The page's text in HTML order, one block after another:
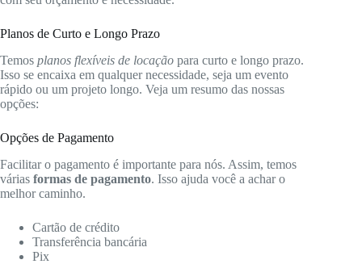
Planos de Curto e Longo Prazo
Temos planos flexíveis de locação para curto e longo prazo.
Isso se encaixa em qualquer necessidade, seja um evento
rápido ou um projeto longo. Veja um resumo das nossas
opções:
Opções de Pagamento
Facilitar o pagamento é importante para nós. Assim, temos
várias formas de pagamento. Isso ajuda você a achar o
melhor caminho.
Cartão de crédito
Transferência bancária
Pix